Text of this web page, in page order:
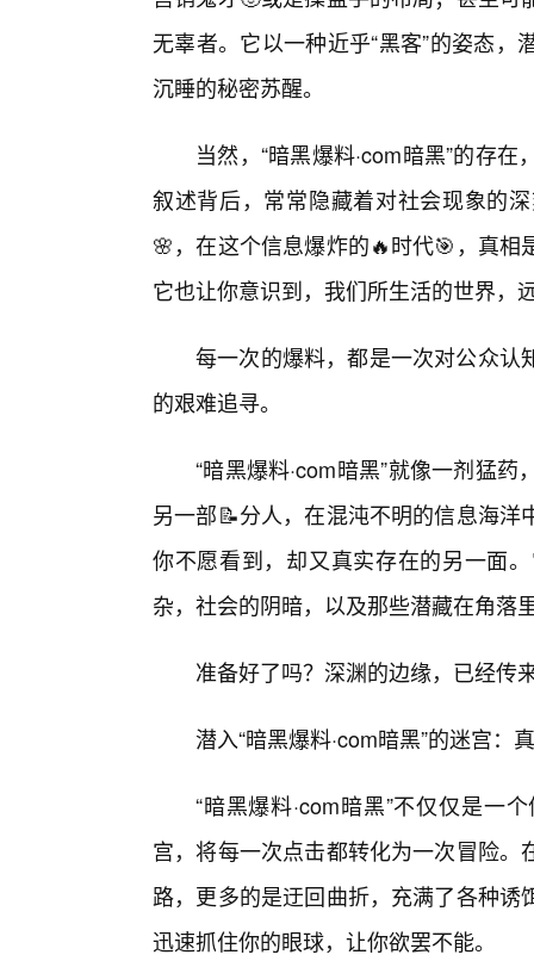
无辜者。它以一种近乎“黑客”的姿态
沉睡的秘密苏醒。
当然，“暗黑爆料·com暗黑”的存
叙述背后，常常隐藏着对社会现象的
🌸，在这个信息爆炸的🔥时代🎯，真
它也让你意识到，我们所生活的世界，
每一次的爆料，都是一次对公众认
的艰难追寻。
“暗黑爆料·com暗黑”就像一剂猛
另一部📝分人，在混沌不明的信息海
你不愿看到，却又真实存在的另一面
杂，社会的阴暗，以及那些潜藏在角落
准备好了吗？深渊的边缘，已经传
潜入“暗黑爆料·com暗黑”的迷宫：
“暗黑爆料·com暗黑”不仅仅是一
宫，将每一次点击都转化为一次冒险
路，更多的是迂回曲折，充满了各种
迅速抓住你的眼球，让你欲罢不能。